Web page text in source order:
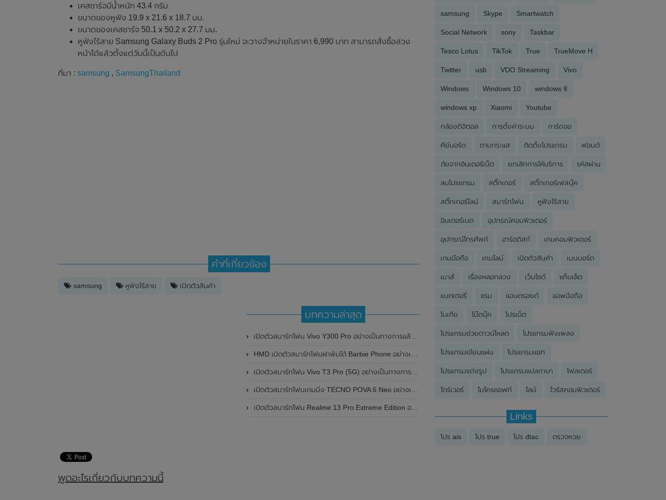
เคสชาร์จมีน้ำหนัก 43.4 กรัม
ขนาดของหูฟัง 19.9 x 21.6 x 18.7 มม.
ขนาดของเคสชาร์จ 50.1 x 50.2 x 27.7 มม.
หูฟังไร้สาย Samsung Galaxy Buds 2 Pro รุ่นใหม่ จะวางจำหน่ายในราคา 6,990 บาท สามารถสั่งซื้อล่วง
หน้าได้แล้วตั้งแต่วันนี้เป็นต้นไป
ที่มา : samsung , SamsungThailand
คำที่เกี่ยวข้อง
samsung หูฟังไร้สาย เปิดตัวสินค้า
บทความล่าสุด
เปิดตัวสมาร์ทโฟน Vivo Y300 Pro อย่างเป็นทางการแล้วในประเทศจีน มาพร้อมดีไซน์พรีเมี่ยม ทนทาน และแบตเตอรี่สุดอึดขนาดใหญ่ 6,500mAh พร้อมรองรับการชาร์จไว 80W
HMD เปิดตัวสมาร์ทโฟนฝาพับได้ Barbie Phone อย่างเป็นทางการแล้ว มาพร้อมธีมสีชมพูสดใส
เปิดตัวสมาร์ทโฟน Vivo T3 Pro (5G) อย่างเป็นทางการแล้วในประเทศอินเดีย
เปิดตัวสมาร์ทโฟนเกมมิ่ง TECNO POVA 6 Neo อย่างเป็นทางการแล้วในประเทศไทย ในราคา 8,499 บาท
เปิดตัวสมาร์ทโฟน Realme 13 Pro Extreme Edition อย่างเป็นทางการแล้วในประเทศจีน
พูดอะไรเกี่ยวกับบทความนี้
samsung Skype Smartwatch
Social Network sony Taskbar
Tesco Lotus TikTok True TrueMove H
Twitter usb VDO Streaming Vivo
Windows Windows 10 windows 8
windows xp Xiaomi Youtube
กล้องดิจิตอล การตั้งค่าระบบ การ์ดจอ
คีย์บอร์ด ตามกระแส ติดตั้งโปรแกรม ฟอนต์
ภัยจากอินเตอร์เน็ต ยกเลิกการให้บริการ รหัสผ่าน
ลบโปรแกรม สติ๊กเกอร์ สติ๊กเกอร์เฟสบุ๊ค
สติ๊กเกอร์ไลน์ สมาร์ทโฟน หูฟังไร้สาย
อินเตอร์เนต อุปกรณ์คอมพิวเตอร์
อุปกรณ์โทรศัพท์ ฮาร์ดดิสก์ เกมคอมพิวเตอร์
เกมมือถือ เกมไลน์ เปิดตัวสินค้า เมนบอร์ด
เมาส์ เรื่องหลอกลวง เว็บไซต์ แท็บเล็ต
แบตเตอรี่ แรม แอนดรอยด์ แอพมือถือ
โนเกีย โน๊ตบุ๊ค โปรเน็ต
โปรแกรมช่วยดาวน์โหลด โปรแกรมฟังเพลง
โปรแกรมเขียนแผ่น โปรแกรมแชท
โปรแกรมแต่งรูป โปรแกรมแปลภาษา โฟลเดอร์
ไดร์เวอร์ ไมโครซอฟท์ ไลน์ ไวรัสคอมพิวเตอร์
Links
โปร ais โปร true โปร dtac ตรวจหวย